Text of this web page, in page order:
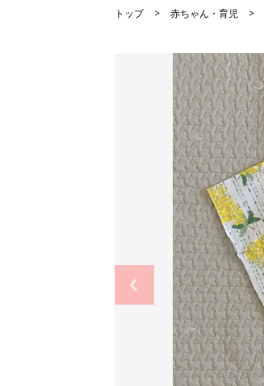
トップ 赤ちゃん・育児